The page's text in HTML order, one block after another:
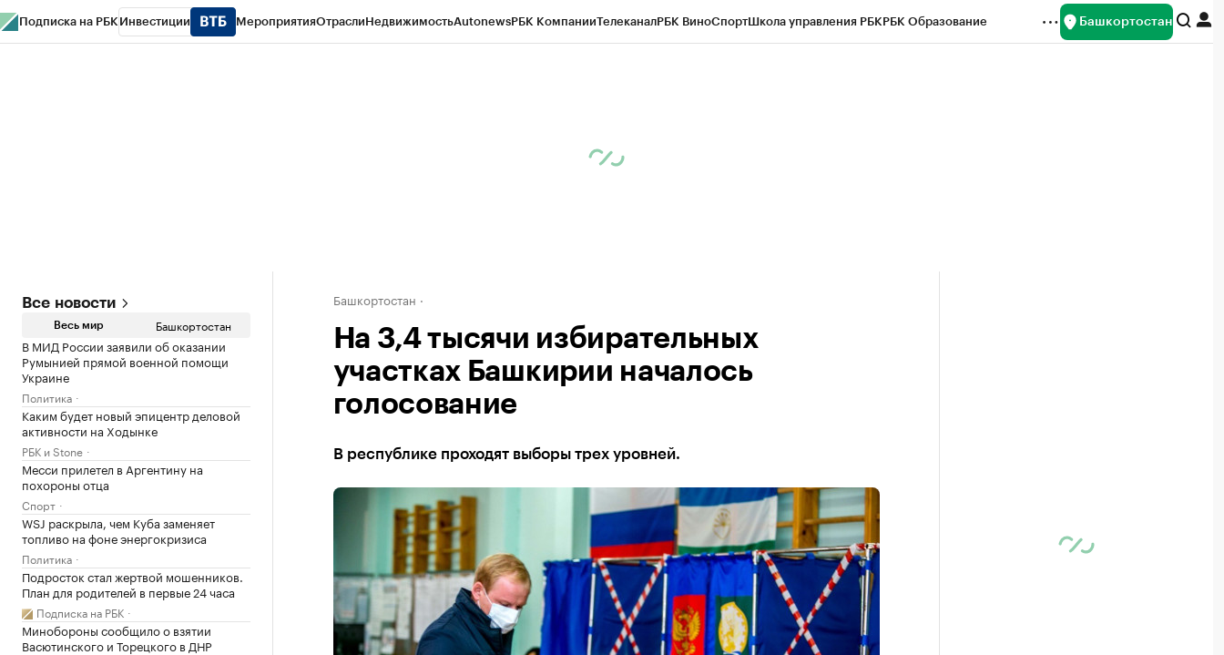
Подписка на РБК Инвестиции МероприятияОтраслиНедвижимостьAutonewsРБК КомпанииТелеканалРБК ВиноСпортШкола управления РБКРБК Образование Башкортостан
Все новости
Весь мир Башкортостан
В МИД России заявили об оказании
Румынией прямой военной помощи
Украине
Политика
Каким будет новый эпицентр деловой
активности на Ходынке
РБК и Stone
Месси прилетел в Аргентину на
похороны отца
Спорт
WSJ раскрыла, чем Куба заменяет
топливо на фоне энергокризиса
Политика
Подросток стал жертвой мошенников.
План для родителей в первые 24 часа
Подписка на РБК
Минобороны сообщило о взятии
Васютинского и Торецкого в ДНР
Башкортостан
На 3,4 тысячи избирательных
участках Башкирии началось
голосование
В республике проходят выборы трех уровней.